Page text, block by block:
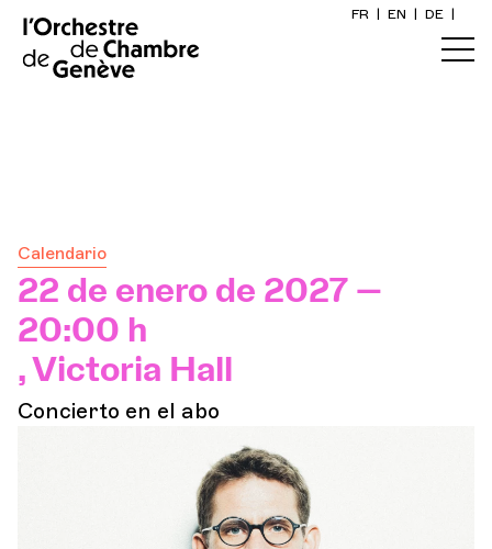
FR EN DE
Calendario
22 de enero de 2027 —
20:00 h
, Victoria Hall
Concierto en el abo
Inicio
Información práctica
Explore
Participación cultural